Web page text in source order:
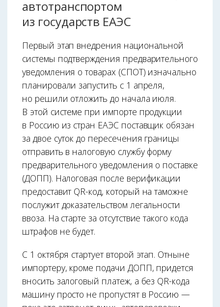
автотранспортом
из государств ЕАЭС
Первый этап внедрения национальной
системы подтверждения предварительного
уведомления о товарах (СПОТ) изначально
планировали запустить с 1 апреля,
но решили отложить до начала июля.
В этой системе при импорте продукции
в Россию из стран ЕАЭС поставщик обязан
за двое суток до пересечения границы
отправить в налоговую службу форму
предварительного уведомления о поставке
(ДОПП). Налоговая после верификации
предоставит QR-код, который на таможне
послужит доказательством легальности
ввоза. На старте за отсутствие такого кода
штрафов не будет.
С 1 октября стартует второй этап. Отныне
импортеру, кроме подачи ДОПП, придется
вносить залоговый платеж, а без QR-кода
машину просто не пропустят в Россию —